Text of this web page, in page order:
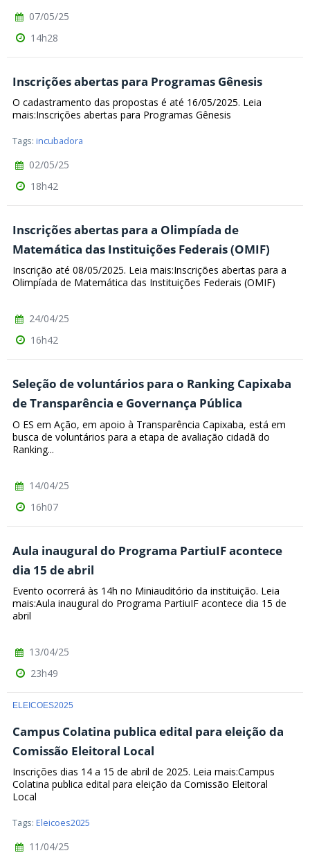
07/05/25
14h28
Inscrições abertas para Programas Gênesis
O cadastramento das propostas é até 16/05/2025. Leia
mais:Inscrições abertas para Programas Gênesis
Tags: incubadora
02/05/25
18h42
Inscrições abertas para a Olimpíada de
Matemática das Instituições Federais (OMIF)
Inscrição até 08/05/2025. Leia mais:Inscrições abertas para a
Olimpíada de Matemática das Instituições Federais (OMIF)
24/04/25
16h42
Seleção de voluntários para o Ranking Capixaba
de Transparência e Governança Pública
O ES em Ação, em apoio à Transparência Capixaba, está em
busca de voluntários para a etapa de avaliação cidadã do
Ranking...
14/04/25
16h07
Aula inaugural do Programa PartiuIF acontece
dia 15 de abril
Evento ocorrerá às 14h no Miniauditório da instituição. Leia
mais:Aula inaugural do Programa PartiuIF acontece dia 15 de
abril
13/04/25
23h49
ELEICOES2025
Campus Colatina publica edital para eleição da
Comissão Eleitoral Local
Inscrições dias 14 a 15 de abril de 2025. Leia mais:Campus
Colatina publica edital para eleição da Comissão Eleitoral
Local
Tags: Eleicoes2025
11/04/25